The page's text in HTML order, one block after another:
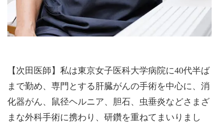
【次田医師】私は東京女子医科大学病院に40代半ば
まで勤め、専門とする肝臓がんの手術を中心に、消
化器がん、鼠径ヘルニア、胆石、虫垂炎などさまざ
まな外科手術に携わり、研鑽を重ねてまいりまし